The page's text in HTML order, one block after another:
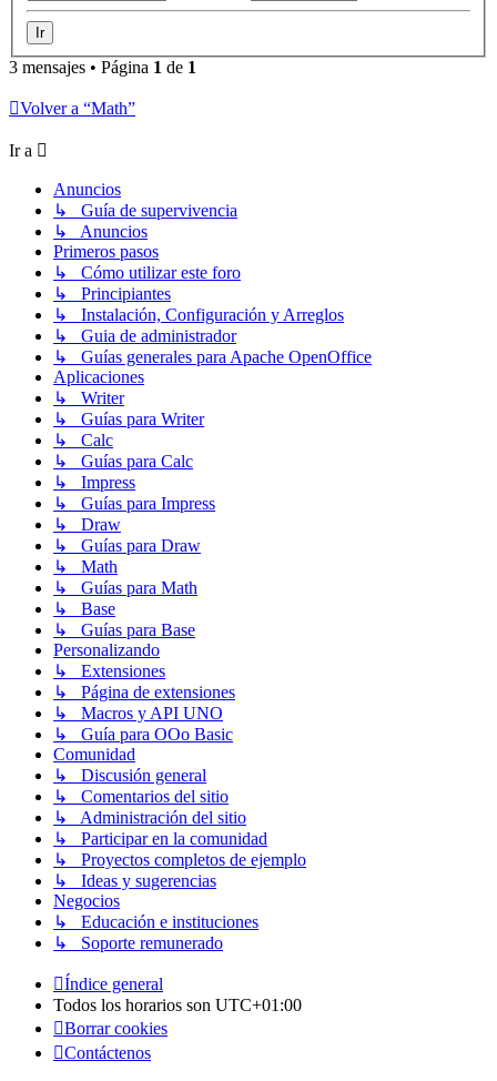
3 mensajes • Página 1 de 1
Volver a “Math”
Ir a
Anuncios
↳ Guía de supervivencia
↳ Anuncios
Primeros pasos
↳ Cómo utilizar este foro
↳ Principiantes
↳ Instalación, Configuración y Arreglos
↳ Guia de administrador
↳ Guías generales para Apache OpenOffice
Aplicaciones
↳ Writer
↳ Guías para Writer
↳ Calc
↳ Guías para Calc
↳ Impress
↳ Guías para Impress
↳ Draw
↳ Guías para Draw
↳ Math
↳ Guías para Math
↳ Base
↳ Guías para Base
Personalizando
↳ Extensiones
↳ Página de extensiones
↳ Macros y API UNO
↳ Guía para OOo Basic
Comunidad
↳ Discusión general
↳ Comentarios del sitio
↳ Administración del sitio
↳ Participar en la comunidad
↳ Proyectos completos de ejemplo
↳ Ideas y sugerencias
Negocios
↳ Educación e instituciones
↳ Soporte remunerado
Índice general
Todos los horarios son UTC+01:00
Borrar cookies
Contáctenos